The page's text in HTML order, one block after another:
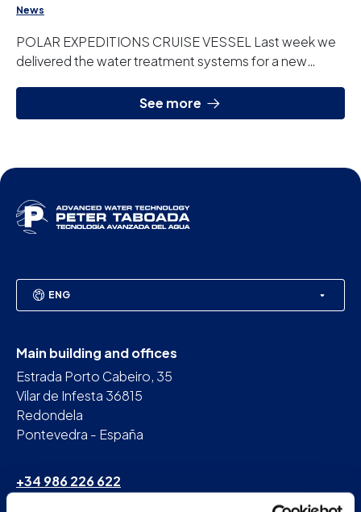
News
POLAR EXPEDITIONS CRUISE VESSEL Last week we
delivered the water treatment systems for a new
See more
ENG
Main building and offices
Estrada Porto Cabeiro, 35
Vilar de Infesta 36815
Redondela
Pontevedra - España
+34 986 226 622